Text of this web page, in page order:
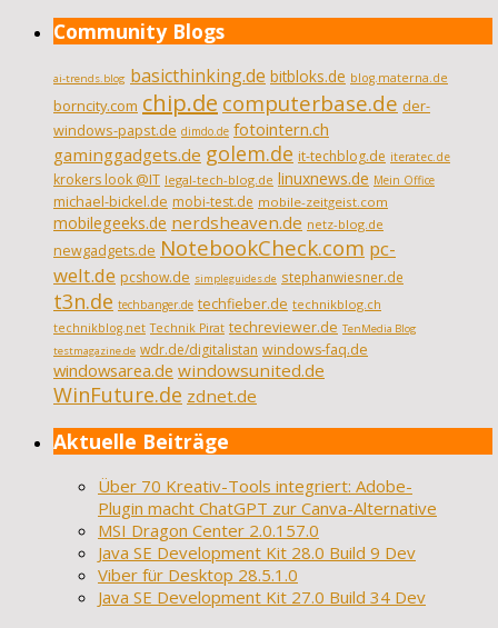
Community Blogs
ai-trends.blog basicthinking.de bitbloks.de blog.materna.de
borncity.com chip.de computerbase.de der-
windows-papst.de dimdo.de fotointern.ch
gaminggadgets.de golem.de it-techblog.de iteratec.de
krokers look @IT legal-tech-blog.de linuxnews.de Mein Office
michael-bickel.de mobi-test.de mobile-zeitgeist.com
mobilegeeks.de nerdsheaven.de netz-blog.de
newgadgets.de NotebookCheck.com pc-
welt.de pcshow.de simpleguides.de stephanwiesner.de
t3n.de techbanger.de techfieber.de technikblog.ch
technikblog.net Technik Pirat techreviewer.de TenMedia Blog
testmagazine.de wdr.de/digitalistan windows-faq.de
windowsarea.de windowsunited.de
WinFuture.de zdnet.de
Aktuelle Beiträge
Über 70 Kreativ-Tools integriert: Adobe-
Plugin macht ChatGPT zur Canva-Alternative
MSI Dragon Center 2.0.157.0
Java SE Development Kit 28.0 Build 9 Dev
Viber für Desktop 28.5.1.0
Java SE Development Kit 27.0 Build 34 Dev